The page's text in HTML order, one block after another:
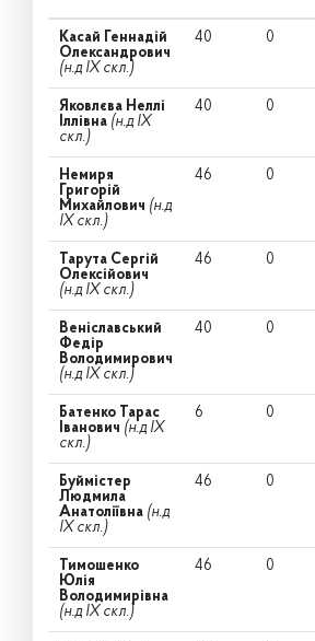
Касай Геннадій
Олександрович
(н.д IX скл.)
40 0
Яковлєва Неллі
Іллівна (н.д IX
скл.)
40 0
Немиря
Григорій
Михайлович (н.д
IX скл.)
46 0
Тарута Сергій
Олексійович
(н.д IX скл.)
46 0
Веніславський
Федір
Володимирович
(н.д IX скл.)
40 0
Батенко Тарас
Іванович (н.д IX
скл.)
6 0
Буймістер
Людмила
Анатоліївна (н.д
IX скл.)
46 0
Тимошенко
Юлія
Володимирівна
(н.д IX скл.)
46 0